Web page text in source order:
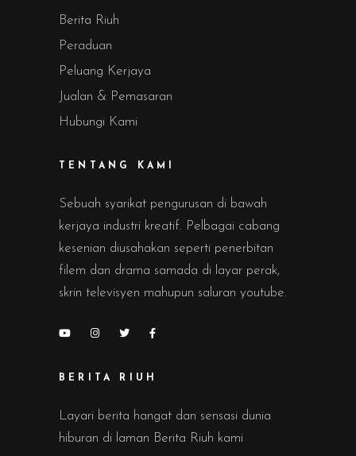
Berita Riuh
Peraduan
Peluang Kerjaya
Jualan & Pemasaran
Hubungi Kami
TENTANG KAMI
Sebuah syarikat pengurusan di bawah
kerjaya industri kreatif. Pelbagai cabang
kesenian diusahakan seperti penerbitan
filem dan drama samada di layar perak,
skrin televisyen mahupun saluran youtube.
BERITA RIUH
Layari berita hangat dan sensasi dunia
hiburan di laman Berita Riuh kami